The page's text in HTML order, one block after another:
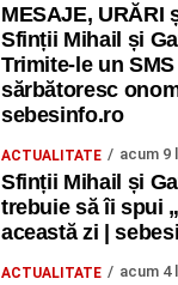
MESAJE, URĂRI
Sfinții Mihail și
Trimite-le un
sărbătoresc
sebesinfo.ro
ACTUALITATE acum 9
Sfinții Mihail și
trebuie să îi spui
această zi |
ACTUALITATE acum 4